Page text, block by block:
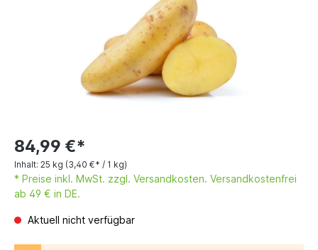
84,99 €*
Inhalt: 25 kg (3,40 €* / 1 kg)
* Preise inkl. MwSt. zzgl. Versandkosten. Versandkostenfrei
ab 49 € in DE.
Aktuell nicht verfügbar